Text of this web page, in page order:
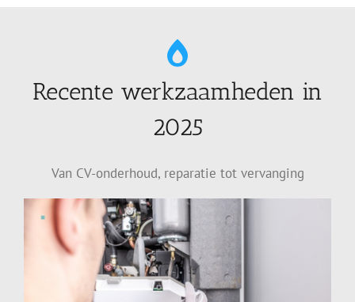
Recente werkzaamheden in
2025
Van CV-onderhoud, reparatie tot vervanging